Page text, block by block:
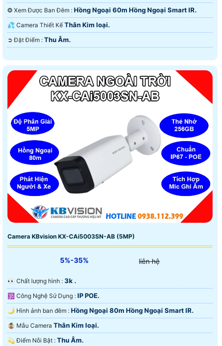
❂ Xem Được Ban Đêm : Hồng Ngoại 60m Hồng Ngoại Smart IR.
💦 Camera Thiết Kế Thân Kim loại.
️➲ Đặt Điểm : Thu Âm.
Camera KBvision KX-CAi5003SN-AB (5MP)
5%-35% liên hệ
️👀 Chất lượng hình : 3k .
🕉️ Công Nghệ Sử Dụng : IP POE.
🌙 Hình ảnh ban đêm : Hồng Ngoại 80m Hồng Ngoại Smart IR.
🤹 Mẫu Camera Thân Kim loại.
️💫 Điểm Nỗi Bật : Thu Âm.